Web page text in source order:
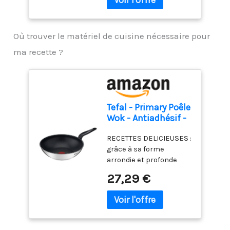
ours en gélatine. Si vous
ramen, alors vous
tapioca.
Où trouver le matériel de cuisine nécessaire pour
ma recette ?
Tefal - Primary Poêle
Wok - Antiadhésif -
RECETTES DELICIEUSES :
grâce à sa forme
arrondie et profonde
idéale pour faire sauter
des légumes, de la
viande ou du poisson
27,29 €